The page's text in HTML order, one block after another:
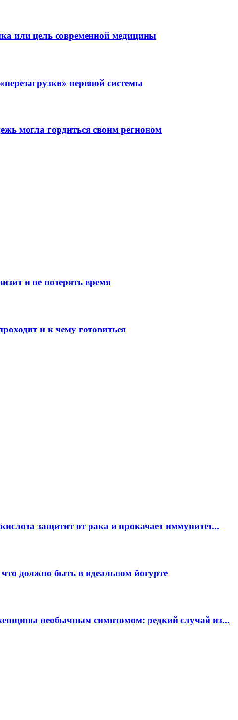
или цель современной медицины
нервной системы
могла гордиться своим регионом
и не потерять время
и к чему готовиться
защитит от рака и прокачает иммунитет...
должно быть в идеальном йогурте
необычным симптомом: редкий случай из...